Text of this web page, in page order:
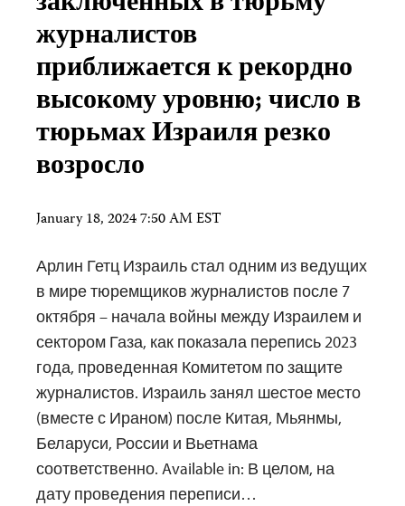
журналистов
приближается к рекордно
высокому уровню; число в
тюрьмах Израиля резко
возросло
January 18, 2024 7:50 AM EST
Арлин Гетц Израиль стал одним из ведущих
в мире тюремщиков журналистов после 7
октября – начала войны между Израилем и
сектором Газа, как показала перепись 2023
года, проведенная Комитетом по защите
журналистов. Израиль занял шестое место
(вместе с Ираном) после Китая, Мьянмы,
Беларуси, России и Вьетнама
соответственно. Available in: В целом, на
дату проведения переписи…